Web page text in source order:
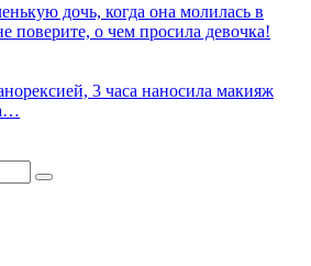
дочь, когда она молилась в
поверите, о чем просила девочка!
3 часа наносила макияж